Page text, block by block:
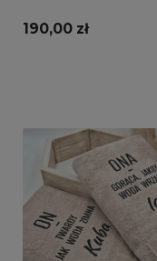
190,00 zł